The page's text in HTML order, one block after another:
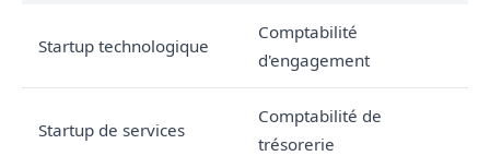
Startup technologique
Comptabilité
d'engagement
Startup de services
Comptabilité de
trésorerie